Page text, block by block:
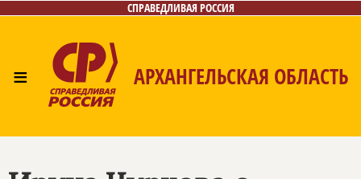
СПРАВЕДЛИВАЯ РОССИЯ
≡ АРХАНГЕЛЬСКАЯ ОБЛАСТЬ
Контакты